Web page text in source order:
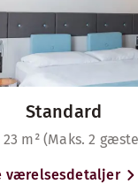
Standard
23 m² (Maks. 2
værelsesdetaljer
- uden gebyr
km)